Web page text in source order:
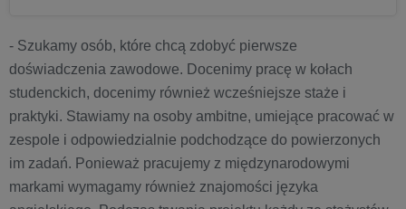
- Szukamy osób, które chcą zdobyć pierwsze
doświadczenia zawodowe. Docenimy pracę w kołach
studenckich, docenimy również wcześniejsze staże i
praktyki. Stawiamy na osoby ambitne, umiejące pracować w
zespole i odpowiedzialnie podchodzące do powierzonych
im zadań. Ponieważ pracujemy z międzynarodowymi
markami wymagamy również znajomości języka